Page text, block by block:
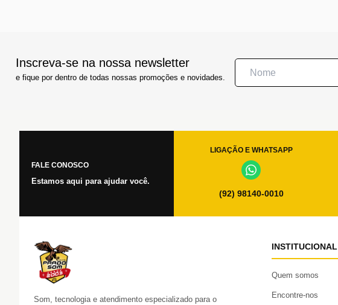
Inscreva-se na nossa newsletter
e fique por dentro de todas nossas promoções e novidades.
FALE CONOSCO
Estamos aqui para ajudar você.
LIGAÇÃO E WHATSAPP
(92) 98140-0010
Som, tecnologia e atendimento especializado para o
INSTITUCIONAL
Quem somos
Encontre-nos